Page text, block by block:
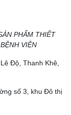
PHẨM THIẾT
VIỆN
Độ, Thanh Khê,
số 3, khu Đô thị